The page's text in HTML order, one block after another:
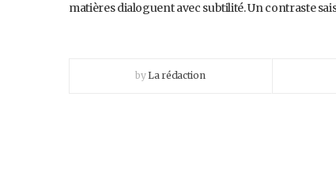
matières dialoguent avec subtilité. Un contraste
byLa rédaction